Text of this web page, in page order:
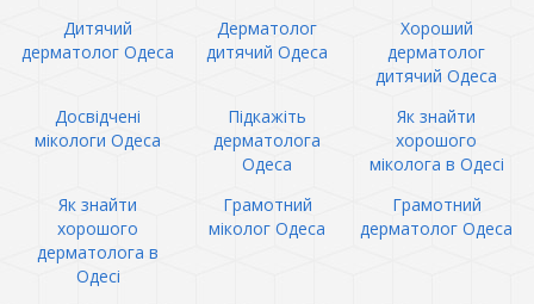
Дитячий
дерматолог Одеса
Дерматолог
дитячий Одеса
Хороший
дерматолог
дитячий Одеса
Досвідчені
мікологи Одеса
Підкажіть
дерматолога
Одеса
Як знайти
хорошого
міколога в Одесі
Як знайти
хорошого
дерматолога в
Одесі
Грамотний
міколог Одеса
Грамотний
дерматолог Одеса